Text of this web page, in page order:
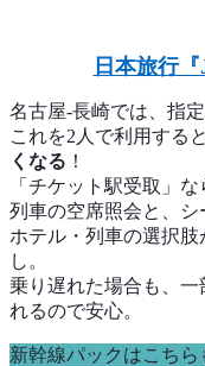
日本旅行
名古屋-長崎では、指
これを2人で利用する
くなる ！
「チケット駅受取」
列車の空席照会と、シ
ホテル・列車の選択
し。
乗り遅れた場合も、
れるので安心。
新幹線パックはこちら